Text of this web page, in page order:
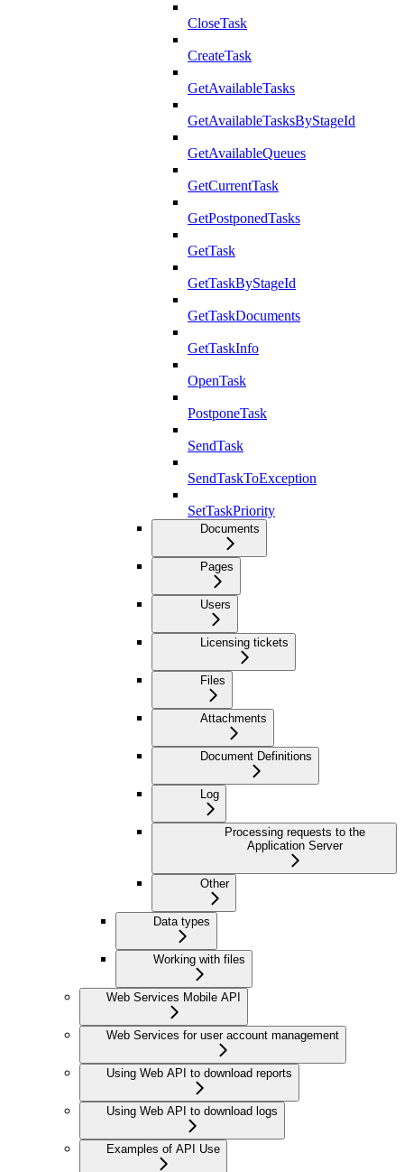
CloseTask
CreateTask
GetAvailableTasks
GetAvailableTasksByStageId
GetAvailableQueues
GetCurrentTask
GetPostponedTasks
GetTask
GetTaskByStageId
GetTaskDocuments
GetTaskInfo
OpenTask
PostponeTask
SendTask
SendTaskToException
SetTaskPriority
Documents
Pages
Users
Licensing tickets
Files
Attachments
Document Definitions
Log
Processing requests to the
Application Server
Other
Data types
Working with files
Web Services Mobile API
Web Services for user account management
Using Web API to download reports
Using Web API to download logs
Examples of API Use